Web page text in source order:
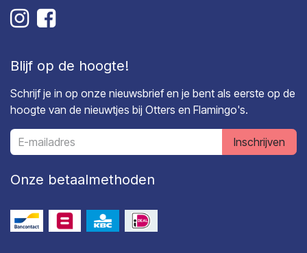
Blijf op de hoogte!
Schrijf je in op onze nieuwsbrief en je bent als eerste op de
hoogte van de nieuwtjes bij Otters en Flamingo's.
Inschrijven
Onze betaalmethoden